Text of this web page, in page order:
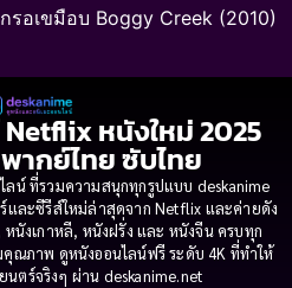
รอเขมือบ Boggy Creek (2010)
หนังใหม่ 2025
ากย์ไทย ซับไทย
น์ ที่รวมความสนุกทุกรูปแบบ deskanime
ละซีรีส์ใหม่ล่าสุดจาก Netflix และค่ายดัง
นังเกาหลี, หนังฝรั่ง และ หนังจีน ครบทุก
ณภาพ ดูหนังออนไลน์ฟรี ระดับ 4K ที่ทำให้
นตร์จริงๆ ผ่าน deskanime.net